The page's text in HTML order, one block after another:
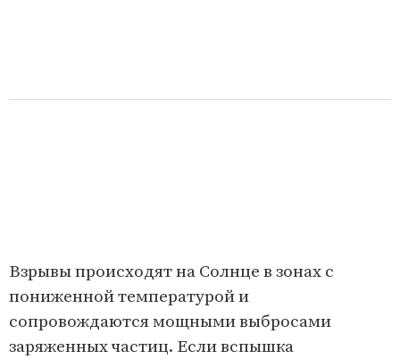
Взрывы происходят на Солнце в зонах с
пониженной температурой и
сопровождаются мощными выбросами
заряженных частиц. Если вспышка